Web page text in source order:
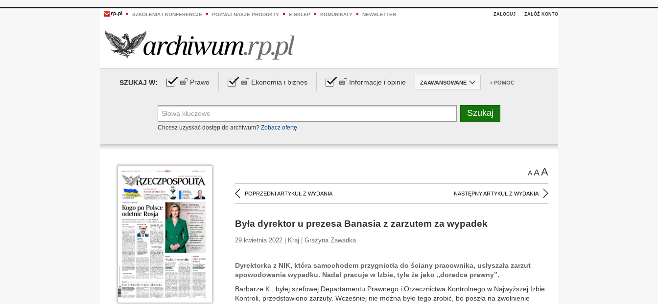
SZKOLENIA I KONFERENCJE POZNAJ NASZE PRODUKTY E-SKLEP KOMUNIKATY NEWSLETTER ZALOGUJ ZAŁÓŻ KONTO
SZUKAJ W: Prawo Ekonomia i biznes Informacje i opinie ZAAWANSOWANE + POMOC
Chcesz uzyskać dostęp do archiwum? Zobacz ofertę
AAA
POPRZEDNI ARTYKUŁ Z WYDANIA NASTĘPNY ARTYKUŁ Z WYDANIA
Była dyrektor u prezesa Banasia z zarzutem za wypadek
29 kwietnia 2022 | Kraj | Grażyna Zawadka
Dyrektorka z NIK, która samochodem przygniotła do ściany pracownika, usłyszała zarzut
spowodowania wypadku. Nadal pracuje w Izbie, tyle że jako „doradca prawny”.
Barbarze K., byłej szefowej Departamentu Prawnego i Orzecznictwa Kontrolnego w Najwyższej Izbie
Kontroli, przedstawiono zarzuty. Wcześniej nie można było tego zrobić, bo poszła na zwolnienie